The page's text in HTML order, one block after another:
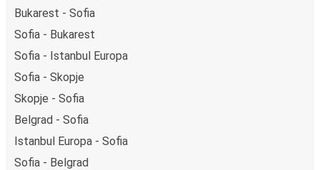
Bukarest - Sofia
Sofia - Bukarest
Sofia - Istanbul Europa
Sofia - Skopje
Skopje - Sofia
Belgrad - Sofia
Istanbul Europa - Sofia
Sofia - Belgrad